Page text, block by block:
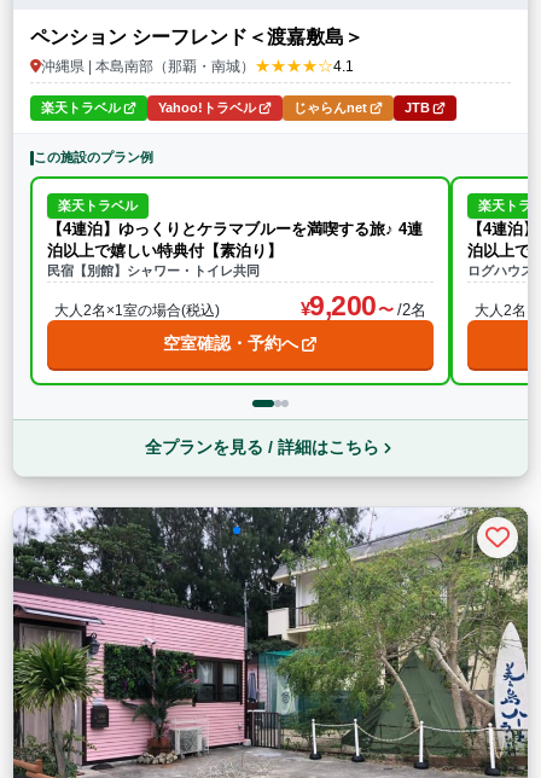
ペンション シーフレンド＜渡嘉敷島＞
沖縄県 | 本島南部（那覇・南城） ★★★★☆4.1
楽天トラベル Yahoo!トラベル じゃらんnet JTB
この施設のプラン例
楽天トラベル
【4連泊】ゆっくりとケラマブルーを満喫する旅♪ 4連
泊以上で嬉しい特典付【素泊り】
民宿【別館】シャワー・トイレ共同
大人2名×1室の場合(税込) 9,200 /2名
空室確認・予約へ
楽天トラ
【4連泊
泊以上で
ログハウス
大人2名
全プランを見る / 詳細はこちら